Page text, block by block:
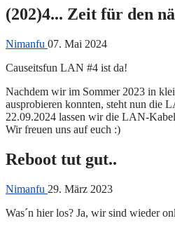
(202)4... Zeit für den
Nimanfu 07. Mai 2024
Causeitsfun LAN #4 ist da!
Nachdem wir im Sommer 2023 in
ausprobieren konnten, steht nun die
22.09.2024 lassen wir die LAN-
Wir freuen uns auf euch :)
Reboot tut gut..
Nimanfu 29. März 2023
Was´n hier los? Ja, wir sind wieder